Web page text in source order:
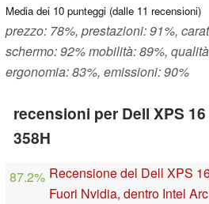
Media dei 10 punteggi (dalle 11 recensioni)
prezzo: 78%, prestazioni: 91%,
schermo: 92% mobilità: 89%,
ergonomia: 83%, emissioni: 90%
recensioni per Dell XPS
358H
87.2% Recensione del Dell XPS
Fuori Nvidia, dentro Intel